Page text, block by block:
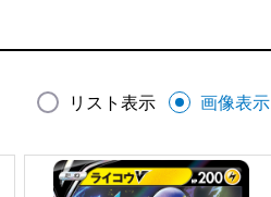
リスト表示 画像表示